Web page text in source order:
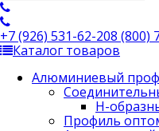
+7 (926) 531-62-208 (800)
Каталог товаров
Алюминиевый
Н-
Профиль